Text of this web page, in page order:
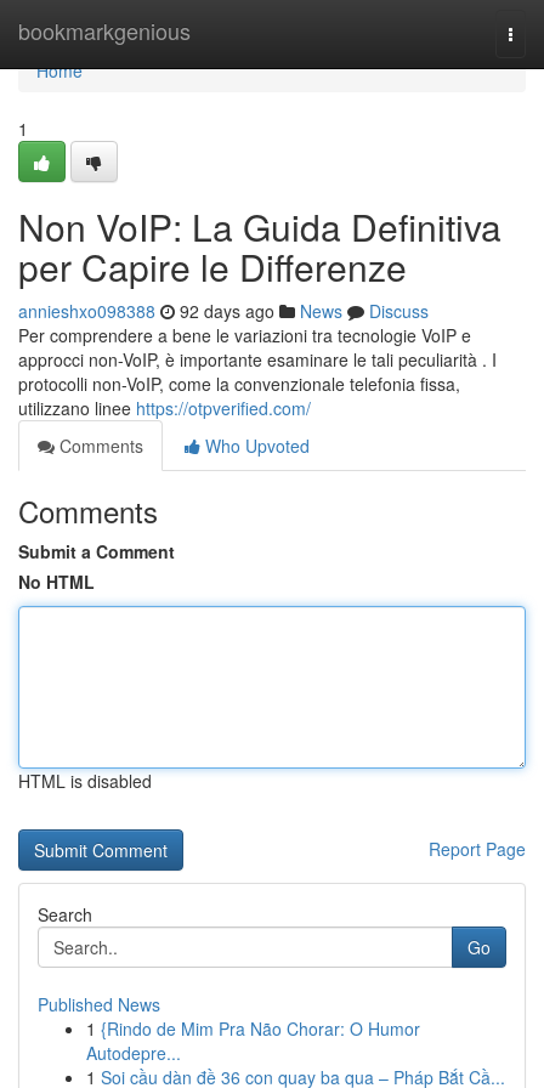
bookmarkgenious
Home
Home
1
Non VoIP: La Guida Definitiva
per Capire le Differenze
annieshxo098388 92 days ago News
Discuss
Per comprendere a bene le variazioni tra tecnologie VoIP e
approcci non-VoIP, è importante esaminare le tali peculiarità . I
protocolli non-VoIP, come la convenzionale telefonia fissa,
utilizzano linee https://otpverified.com/
Comments
Who Upvoted
Comments
Submit a Comment
No HTML
HTML is disabled
Report Page
Search
Go
Published News
1 {Rindo de Mim Pra Não Chorar: O Humor
Autodepre...
1 Soi cầu dàn đề 36 con quay ba qua – Pháp Bắt Cầ...